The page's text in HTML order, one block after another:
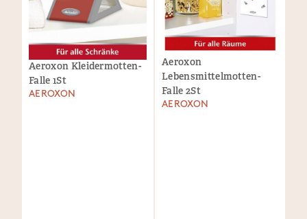
Aeroxon Kleidermotten-
Falle 1St
AEROXON
Aeroxon
Lebensmittelmotten-
Falle 2St
AEROXON